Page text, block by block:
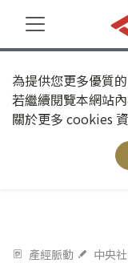
為提供您更多優質
若繼續閱覽本網站
關於更多 cookies
產經脈動 中央社